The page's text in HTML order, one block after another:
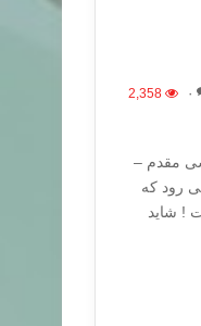
۰ 2,358
مقدم –
رود که
! شاید